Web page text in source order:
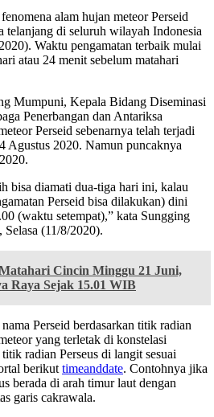
alam hujan meteor Perseid
telanjang di seluruh wilayah Indonesia
Waktu pengamatan terbaik mulai
atau 24 menit sebelum matahari
Mumpuni, Kepala Bidang Diseminasi
Penerbangan dan Antariksa
Perseid sebenarnya telah terjadi
Agustus 2020. Namun puncaknya
bisa diamati dua-tiga hari ini, kalau
Perseid bisa dilakukan) dini
(waktu setempat),” kata Sungging
, Selasa (11/8/2020).
Cincin Minggu 21 Juni,
Raya Sejak 15.01 WIB
Perseid berdasarkan titik radian
yang terletak di konstelasi
radian Perseus di langit sesuai
berikut timeanddate. Contohnya jika
berada di arah timur laut dengan
garis cakrawala.